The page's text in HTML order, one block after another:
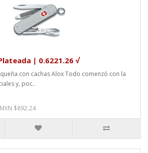
| 0.6221.26 √
con cachas Alox Todo comenzó con la
y, poc..
$892.24